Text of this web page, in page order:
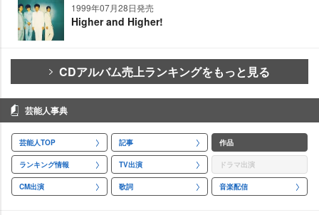
1999年07月28日発売
Higher and Higher!
CDアルバム売上ランキングをもっと見る
芸能人事典
芸能人TOP 記事 作品
ランキング情報 TV出演 ドラマ出演
CM出演 歌詞 音楽配信